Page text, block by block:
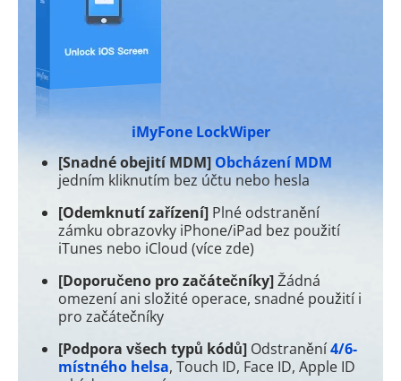
iMyFone LockWiper
[Snadné obejití MDM] Obcházení MDM
jedním kliknutím bez účtu nebo hesla
[Odemknutí zařízení] Plné odstranění
zámku obrazovky iPhone/iPad bez použití
iTunes nebo iCloud (více zde)
[Doporučeno pro začátečníky]Žádná
omezení ani složité operace, snadné použití i
pro začátečníky
[Podpora všech typů kódů] Odstranění4/6-
místného helsa, Touch ID, Face ID, Apple ID